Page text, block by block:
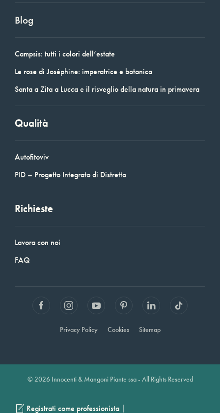
Blog
Campsis: tutti i colori dell’estate
Le rose di Joséphine: imperatrice e botanica
Santa a Zita a Lucca e il risveglio della natura in primavera
Qualità
Autofitoviv
PID – Progetto Integrato di Distretto
Richieste
Lavora con noi
FAQ
Privacy Policy Cookies Sitemap
© 2026 Innocenti & Mangoni Piante ssa - All Rights Reserved
Registrati come professionista |